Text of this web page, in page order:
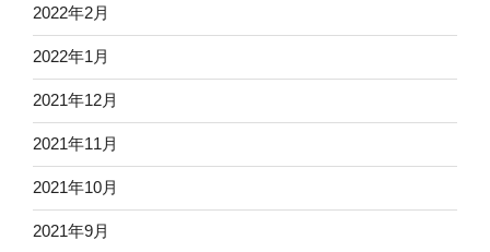
2022年2月
2022年1月
2021年12月
2021年11月
2021年10月
2021年9月